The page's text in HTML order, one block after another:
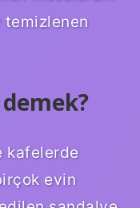
temizlenen
kafelerde
evin